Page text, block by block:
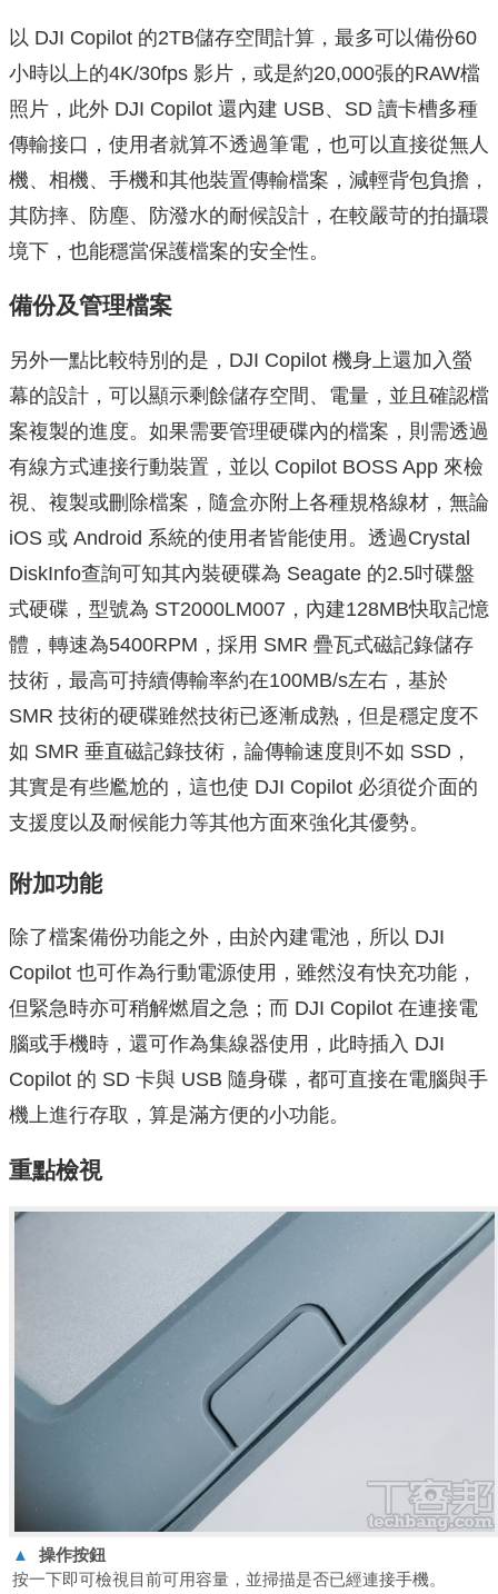
以 DJI Copilot 的2TB儲存空間計算，最多可以備份60
小時以上的4K/30fps 影片，或是約20,000張的RAW檔
照片，此外 DJI Copilot 還內建 USB、SD 讀卡槽多種
傳輸接口，使用者就算不透過筆電，也可以直接從無人
機、相機、手機和其他裝置傳輸檔案，減輕背包負擔，
其防摔、防塵、防潑水的耐候設計，在較嚴苛的拍攝環
境下，也能穩當保護檔案的安全性。
備份及管理檔案
另外一點比較特別的是，DJI Copilot 機身上還加入螢
幕的設計，可以顯示剩餘儲存空間、電量，並且確認檔
案複製的進度。如果需要管理硬碟內的檔案，則需透過
有線方式連接行動裝置，並以 Copilot BOSS App 來檢
視、複製或刪除檔案，隨盒亦附上各種規格線材，無論
iOS 或 Android 系統的使用者皆能使用。透過Crystal
DiskInfo查詢可知其內裝硬碟為 Seagate 的2.5吋碟盤
式硬碟，型號為 ST2000LM007，內建128MB快取記憶
體，轉速為5400RPM，採用 SMR 疊瓦式磁記錄儲存
技術，最高可持續傳輸率約在100MB/s左右，基於
SMR 技術的硬碟雖然技術已逐漸成熟，但是穩定度不
如 SMR 垂直磁記錄技術，論傳輸速度則不如 SSD，
其實是有些尷尬的，這也使 DJI Copilot 必須從介面的
支援度以及耐候能力等其他方面來強化其優勢。
附加功能
除了檔案備份功能之外，由於內建電池，所以 DJI
Copilot 也可作為行動電源使用，雖然沒有快充功能，
但緊急時亦可稍解燃眉之急；而 DJI Copilot 在連接電
腦或手機時，還可作為集線器使用，此時插入 DJI
Copilot 的 SD 卡與 USB 隨身碟，都可直接在電腦與手
機上進行存取，算是滿方便的小功能。
重點檢視
▲
操作按鈕
按一下即可檢視目前可用容量，並掃描是否已經連接手機。